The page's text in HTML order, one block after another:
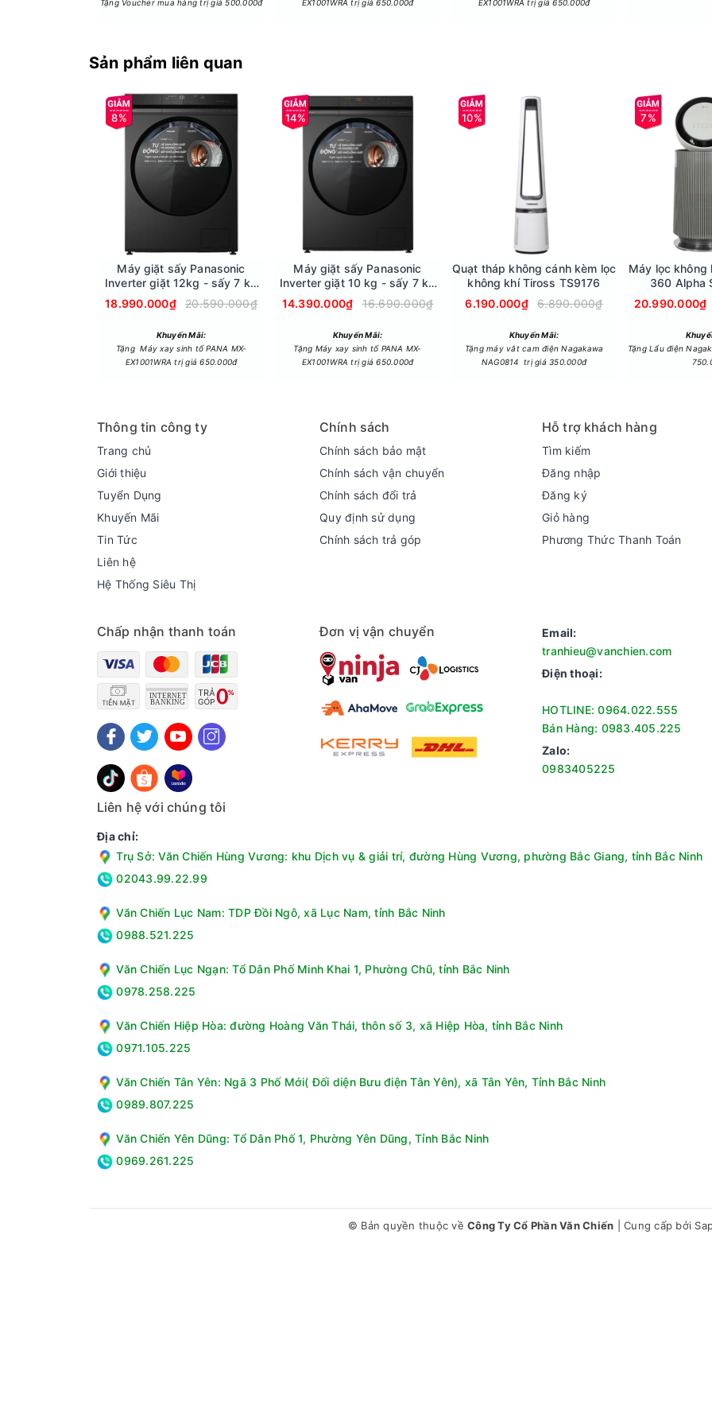
Công nghệ Active Foam tăng cường khả năng hòa tan chất giặt tẩy
Công nghệ Active Foam trên Máy Giặt Sấy Panasonic Inverter 10/2 Kg NA-V10FR1BVT sẽ giúp hòa tan nhanh
mịn len lỏi sâu bên trong từng sợi vải. Lớp bọt xà phòng này sẽ làm mềm vết bẩn sau đó loại bỏ chúng một cách
Ngoài công dụng làm sạch vết bẩn, công nghệ Active Foam còn giúp loại bỏ tình trạng cặn bột giặt còn sót lại
Với những ngày bận rộn, người dùng có thể sử dụng chế độ Active Speed Wash để làm sạch quần áo nhanh
tạo ra lớp bọt mịn đậm đặc hơn để đánh bay các vết bẩn nhanh chóng. Nhờ đó thời gian làm sạch quần áo được
sạch tối ưu.
Công nghệ giặt Total Hygiene care - Diệt khuẩn bằng cả nước nóng và nước lạnh
Công nghệ giặt nước nóng StainMaster+ giúp diệt khuẩn hiệu quả
Trên mẫu máy giặt sấy Panasonic này còn được trang bị công nghệ StainMaster+ có khả năng loại bỏ các vết
trên cổ và tay áo,... Ngoài ra, với nhiệt độ nước nóng lý tưởng từ 40 đến 900C, công nghệ này còn có thể diệt
quần áo. Do đó, chế độ này cực kỳ hữu ích với các gia đình có trẻ nhỏ hoặc những người có làn da nhạy cảm, dễ
Công nghệ diệt khuẩn Blue Ag+ bằng nước lạnh
Với những quần áo nhạy cảm với nhiệt, người dùng vẫn có thể diệt khuẩn, làm sạch bằng nước lạnh nhờ công
quần áo vẫn có thể được làm sạch ngay cả khi không giặt với nước nóng.
Tặng Voucher mua hàng trị giá 500.000đ
EX1001WRA trị giá 650.000đ
EX1001WRA trị giá 650.000đ
Sản phẩm liên quan
8%
Máy giặt sấy Panasonic
Inverter giặt 12kg - sấy 7 kg
NA-S24DW1BVT
18.990.000₫ 20.590.000₫
Khuyến Mãi:
Tặng Máy xay sinh tố PANA MX-
EX1001WRA trị giá 650.000đ
14%
Máy giặt sấy Panasonic
Inverter giặt 10 kg - sấy 7 kg
NA-S20DG1BVT
14.390.000₫ 16.690.000₫
Khuyến Mãi:
Tặng Máy xay sinh tố PANA MX-
EX1001WRA trị giá 650.000đ
10%
Quạt tháp không cánh kèm lọc
không khí Tiross TS9176
6.190.000₫
6.890.000₫
Khuyến Mãi:
Tặng máy vắt cam điện Nagakawa
NAG0814 trị giá 350.000đ
7%
Máy lọc không
360 Alpha
20.990.000₫
Tặng Lẩu điện
Thông tin công ty
Trang chủ
Giới thiệu
Tuyển Dụng
Khuyến Mãi
Tin Tức
Liên hệ
Hệ Thống Siêu Thị
Chính sách
Chính sách bảo mật
Chính sách vận chuyển
Chính sách đổi trả
Quy định sử dụng
Chính sách trả góp
Hỗ trợ khách hàng
Tìm kiếm
Đăng nhập
Đăng ký
Giỏ hàng
Phương Thức Thanh Toán
Chấp nhận thanh toán Đơn vị vận chuyển
Email:
tranhieu@vanchien.com
Điện thoại:
HOTLINE: 0964.022.555
Bán Hàng: 0983.405.225
Zalo:
0983405225
Liên hệ với chúng tôi
Địa chỉ:
Trụ Sở: Văn Chiến Hùng Vương: khu Dịch vụ & giải trí, đường Hùng Vương, phường Bắc Giang, tỉnh Bắc Ninh
02043.99.22.99
Văn Chiến Lục Nam: TDP Đồi Ngô, xã Lục Nam, tỉnh Bắc Ninh
0988.521.225
Văn Chiến Lục Ngạn: Tổ Dân Phố Minh Khai 1, Phường Chũ, tỉnh Bắc Ninh
0978.258.225
Văn Chiến Hiệp Hòa: đường Hoàng Văn Thái, thôn số 3, xã Hiệp Hòa, tỉnh Bắc Ninh
0971.105.225
Văn Chiến Tân Yên: Ngã 3 Phố Mới( Đối diện Bưu điện Tân Yên), xã Tân Yên, Tỉnh Bắc Ninh
0989.807.225
Văn Chiến Yên Dũng: Tổ Dân Phố 1, Phường Yên Dũng, Tỉnh Bắc Ninh
0969.261.225
© Bản quyền thuộc về Công Ty Cổ Phần Văn Chiến Cung cấp bởi